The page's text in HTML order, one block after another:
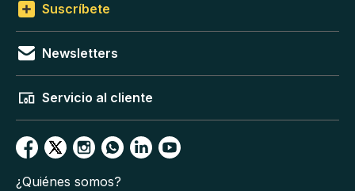
Suscríbete
Newsletters
Servicio al cliente
¿Quiénes somos?